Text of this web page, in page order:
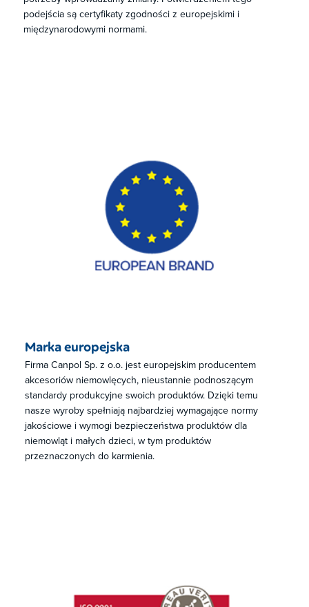
podejścia są certyfikaty zgodności z europejskimi i
międzynarodowymi normami. ​
Marka europejska
Firma Canpol Sp. z o.o. jest europejskim producentem
akcesoriów niemowlęcych, nieustannie podnoszącym
standardy produkcyjne swoich produktów. Dzięki temu
nasze wyroby spełniają najbardziej wymagające normy
jakościowe i wymogi bezpieczeństwa produktów dla
niemowląt i małych dzieci, w tym produktów
przeznaczonych do karmienia.